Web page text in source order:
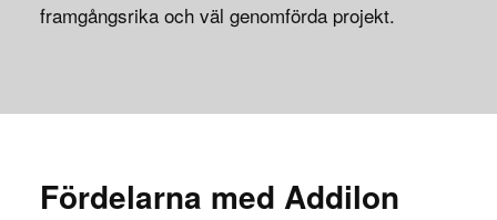
framgångsrika och väl genomförda projekt.
Fördelarna med Addilon